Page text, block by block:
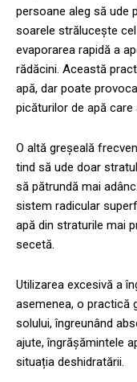
persoane aleg să ude
soarele strălucește
evaporarea rapidă a
rădăcini. Această
apă, dar poate
picăturilor de apă
O altă greșeală
tind să ude doar
să pătrundă mai
sistem radicular
apă din straturile mai
secetă.
Utilizarea excesivă a
asemenea, o practică
solului, îngreunând
ajute, îngrășămintele
situația deshidratării.